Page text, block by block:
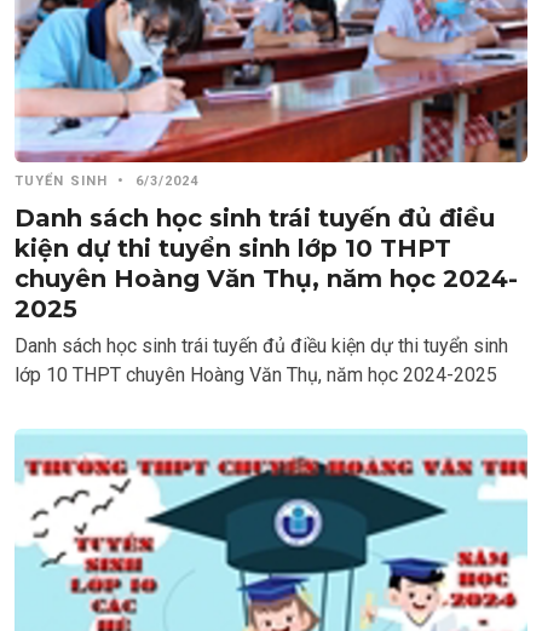
TUYỂN SINH • 6/3/2024
Danh sách học sinh trái tuyến đủ điều
kiện dự thi tuyển sinh lớp 10 THPT
chuyên Hoàng Văn Thụ, năm học 2024-
2025
Danh sách học sinh trái tuyến đủ điều kiện dự thi tuyển sinh
lớp 10 THPT chuyên Hoàng Văn Thụ, năm học 2024-2025